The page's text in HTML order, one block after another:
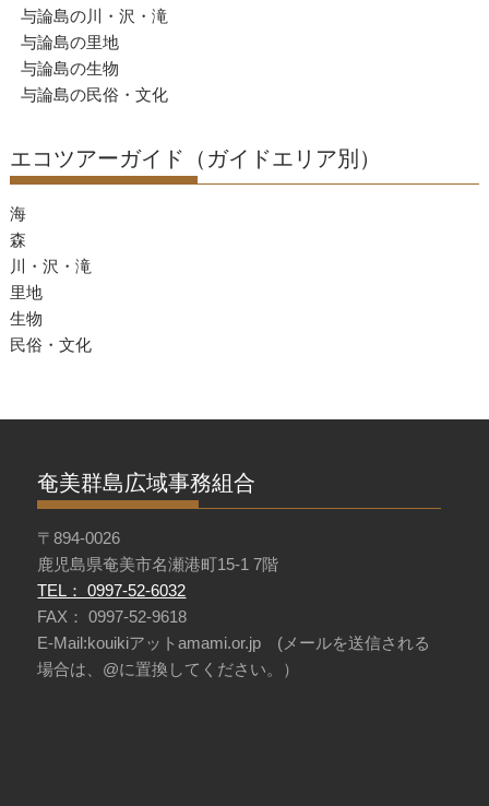
与論島の川・沢・滝
与論島の里地
与論島の生物
与論島の民俗・文化
エコツアーガイド（ガイドエリア別）
海
森
川・沢・滝
里地
生物
民俗・文化
奄美群島広域事務組合
〒894-0026
鹿児島県奄美市名瀬港町15-1 7階
TEL： 0997-52-6032
FAX： 0997-52-9618
E-Mail:kouikiアットamami.or.jp (メールを送信される
場合は、@に置換してください。）